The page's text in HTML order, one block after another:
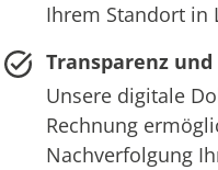
Ihrem Standort in
Transparenz
Unsere digitale
Rechnung
Nachverfolgung